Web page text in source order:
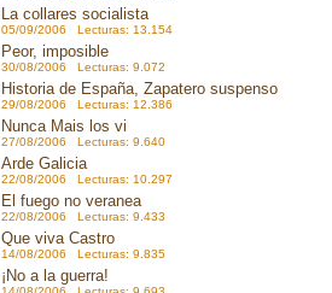
La collares socialista
05/09/2006 Lecturas: 13.154
Peor, imposible
30/08/2006 Lecturas: 9.072
Historia de España, Zapatero suspenso
29/08/2006 Lecturas: 12.386
Nunca Mais los vi
27/08/2006 Lecturas: 9.640
Arde Galicia
22/08/2006 Lecturas: 10.297
El fuego no veranea
22/08/2006 Lecturas: 9.433
Que viva Castro
14/08/2006 Lecturas: 9.835
¡No a la guerra!